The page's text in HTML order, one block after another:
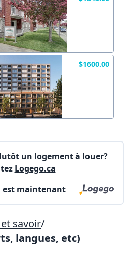
$1600.00
un logement à louer?
Logego.ca
est maintenant
savoir/
langues, etc)